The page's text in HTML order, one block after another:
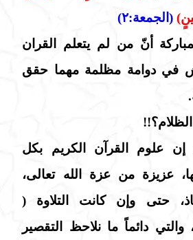
(الجمعة:٢)
أنّ من لم يتعلم القران
في دوامة مظلمة مهما حقق
إن علوم القرآن الكريم بكل
عزيزة من عزة الله تعالى،
حتى وإن كانت التلاوة (
والتي دائماً ما نلاحظ التقصير